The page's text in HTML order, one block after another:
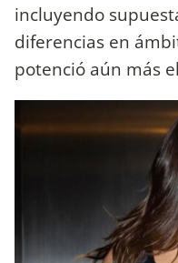
incluyendo
diferencias en
potenció aún más